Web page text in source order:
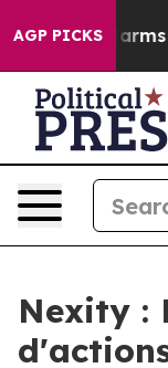
AGP PICKS
Abate Harms
Nexity :